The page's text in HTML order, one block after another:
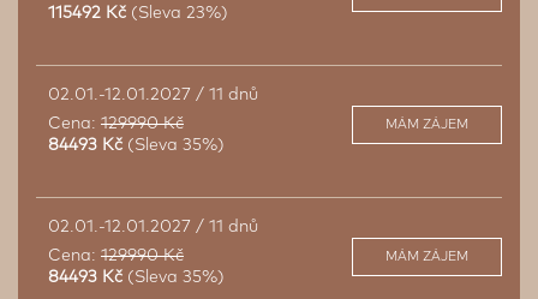
115492 Kč (Sleva 23%)
02.01.-12.01.2027 / 11 dnů
Cena: 129990 Kč
84493 Kč (Sleva 35%)
MÁM ZÁJEM
02.01.-12.01.2027 / 11 dnů
Cena: 129990 Kč
84493 Kč (Sleva 35%)
MÁM ZÁJEM